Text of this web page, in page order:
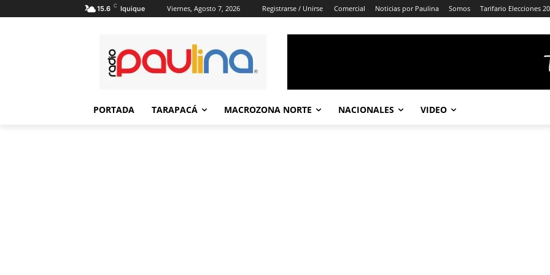
15.6 C Iquique Viernes, Agosto 7, 2026 Registrarse / Unirse Comercial Noticias por Paulina Somos Tarifario Elecciones
PORTADA TARAPACÁ MACROZONA NORTE NACIONALES VIDEO